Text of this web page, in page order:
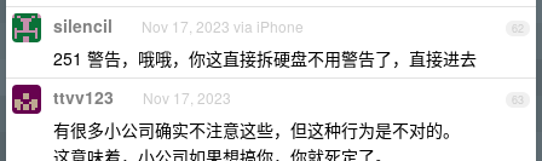
62
silencil Nov 17, 2023 via iPhone
251 警告，哦哦，你这直接拆硬盘不用警告了，直接进去
63
ttvv123 Nov 17, 2023
有很多小公司确实不注意这些，但这种行为是不对的。
这意味着，小公司如果想搞你，你就死定了。